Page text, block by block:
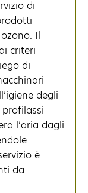
di
Il
criteri
di
degli
l’aria dagli
è
da